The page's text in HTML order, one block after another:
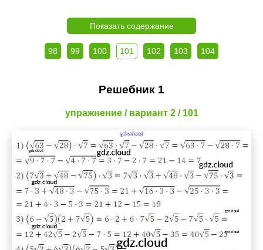
Показать содержание
98 99 100 101 102 103 104
Решебник 1
упражнение / вариант 2 / 101